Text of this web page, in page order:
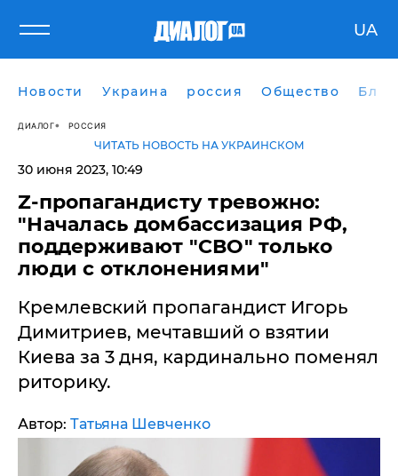
UA
Новости Украина россия Общество
ДИАЛОГ РОССИЯ
ЧИТАТЬ НОВОСТЬ НА УКРАИНСКОМ
30 июня 2023, 10:49
​Z-пропагандисту тревожно:
"Началась домбассизация РФ,
поддерживают "СВО" только
люди с отклонениями"
Кремлевский пропагандист Игорь
Димитриев, мечтавший о взятии
Киева за 3 дня, кардинально поменял
риторику.
Автор: Татьяна Шевченко